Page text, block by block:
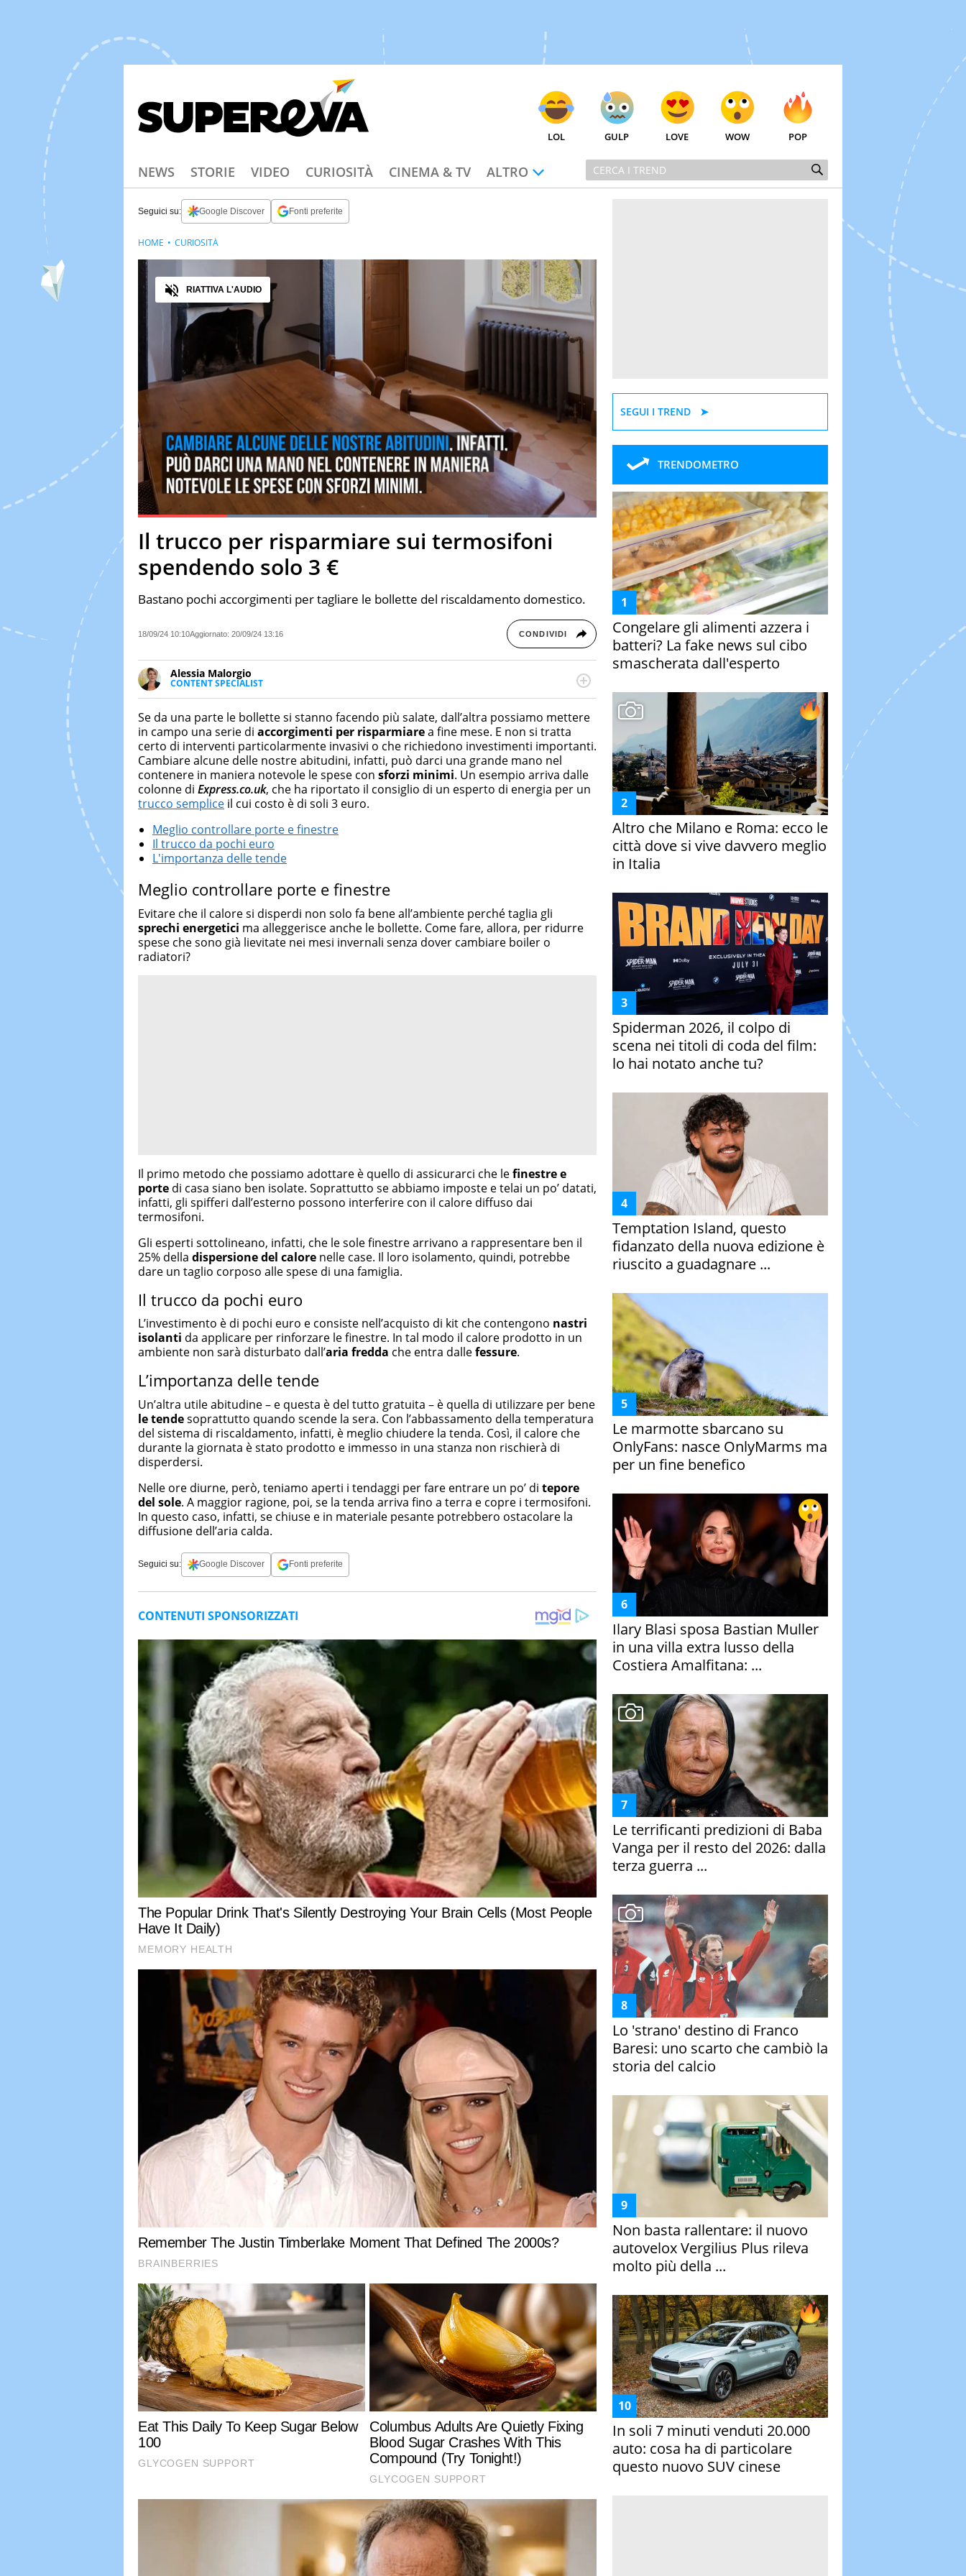
LOL GULP LOVE WOW POP
NEWS STORIE VIDEO CURIOSITÀ CINEMA & TV ALTRO
Seguici su: Google Discover Fonti preferite
PauseUnmute Duration
Loaded:76.33%
Fullscreen
Audio
RIATTIVA L'AUDIO
Il trucco per risparmiare sui termosifoni
spendendo solo 3 €
Bastano pochi accorgimenti per tagliare le bollette del riscaldamento domestico.
18/09/24 10:10Aggiornato: 20/09/24 13:16 CONDIVIDI
Alessia Malorgio
CONTENT SPECIALIST
Ha conseguito un Master in Marketing Management e Google Digital Training su
Marketing digitale. Si occupa della creazione di contenuti in ottica SEO e dello sviluppo
di strategie marketing attraverso canali digitali.
HOME CURIOSITÀ
Se da una parte le bollette si stanno facendo più salate, dall’altra possiamo mettere
in campo una serie di accorgimenti per risparmiarea fine mese. E non si tratta
certo di interventi particolarmente invasivi o che richiedono investimenti importanti.
Cambiare alcune delle nostre abitudini, infatti, può darci una grande mano nel
contenere in maniera notevole le spese con sforzi minimi. Un esempio arriva dalle
colonne di Express.co.uk, che ha riportato il consiglio di un esperto di energia per un
trucco semplice il cui costo è di soli 3 euro.
Meglio controllare porte e finestre
Il trucco da pochi euro
L'importanza delle tende
Meglio controllare porte e finestre
Evitare che il calore si disperdi non solo fa bene all’ambiente perché taglia gli
sprechi energetici ma alleggerisce anche le bollette. Come fare, allora, per ridurre
spese che sono già lievitate nei mesi invernali senza dover cambiare boiler o
radiatori?
Il primo metodo che possiamo adottare è quello di assicurarci che lefinestre e
porte di casa siano ben isolate. Soprattutto se abbiamo imposte e telai un po’ datati,
infatti, gli spifferi dall’esterno possono interferire con il calore diffuso dai
termosifoni.
Gli esperti sottolineano, infatti, che le sole finestre arrivano a rappresentare ben il
25% della dispersione del calore nelle case. Il loro isolamento, quindi, potrebbe
dare un taglio corposo alle spese di una famiglia.
Il trucco da pochi euro
L’investimento è di pochi euro e consiste nell’acquisto di kit che contengono nastri
isolanti da applicare per rinforzare le finestre. In tal modo il calore prodotto in un
ambiente non sarà disturbato dall’aria fredda che entra dallefessure.
L’importanza delle tende
Un’altra utile abitudine – e questa è del tutto gratuita – è quella di utilizzare per bene
le tendesoprattutto quando scende la sera. Con l’abbassamento della temperatura
del sistema di riscaldamento, infatti, è meglio chiudere la tenda. Così, il calore che
durante la giornata è stato prodotto e immesso in una stanza non rischierà di
disperdersi.
Nelle ore diurne, però, teniamo aperti i tendaggi per fare entrare un po’ di tepore
del sole. A maggior ragione, poi, se la tenda arriva fino a terra e copre i termosifoni.
In questo caso, infatti, se chiuse e in materiale pesante potrebbero ostacolare la
diffusione dell’aria calda.
Seguici su: Google Discover Fonti preferite
SEGUI I TREND
TRENDOMETRO
Congelare gli alimenti azzera i
batteri? La fake news sul cibo
smascherata dall'esperto
Altro che Milano e Roma: ecco le
città dove si vive davvero meglio
in Italia
Spiderman 2026, il colpo di
scena nei titoli di coda del film:
lo hai notato anche tu?
Temptation Island, questo
fidanzato della nuova edizione è
riuscito a guadagnare ...
Le marmotte sbarcano su
OnlyFans: nasce OnlyMarms ma
per un fine benefico
Ilary Blasi sposa Bastian Muller
in una villa extra lusso della
Costiera Amalfitana: ...
Le terrificanti predizioni di Baba
Vanga per il resto del 2026: dalla
terza guerra ...
Lo 'strano' destino di Franco
Baresi: uno scarto che cambiò la
storia del calcio
Non basta rallentare: il nuovo
autovelox Vergilius Plus rileva
molto più della ...
In soli 7 minuti venduti 20.000
auto: cosa ha di particolare
questo nuovo SUV cinese